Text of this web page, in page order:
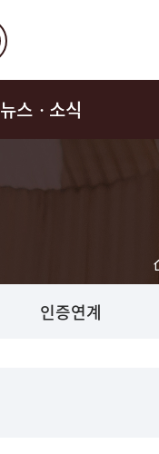
뉴스ㆍ소식
인증연계